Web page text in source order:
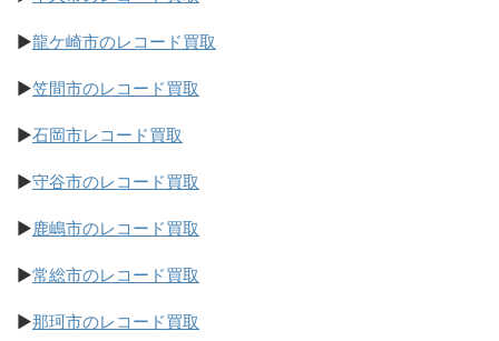
▶龍ケ崎市のレコード買取
▶笠間市のレコード買取
▶石岡市レコード買取
▶守谷市のレコード買取
▶鹿嶋市のレコード買取
▶常総市のレコード買取
▶那珂市のレコード買取